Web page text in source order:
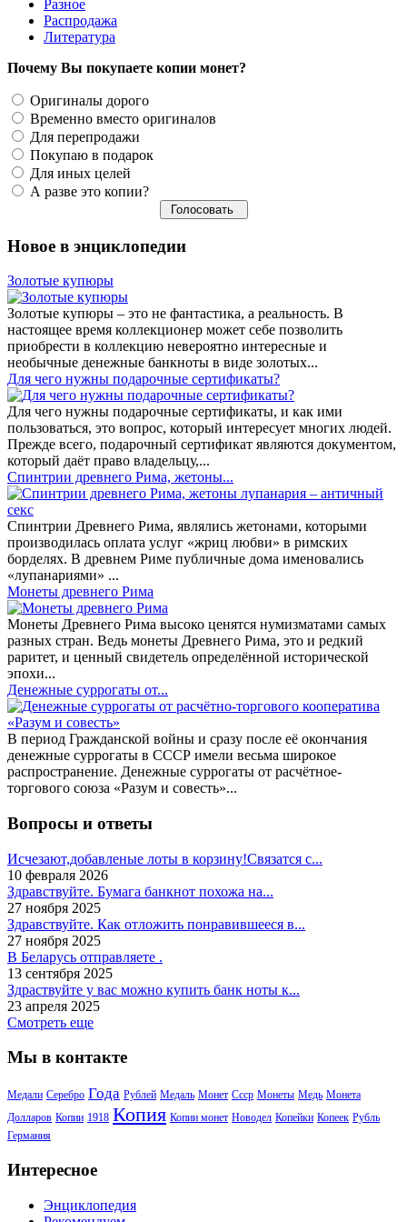
Разное
Распродажа
Литература
Почему Вы покупаете копии монет?
Оригиналы дорого
Временно вместо оригиналов
Для перепродажи
Покупаю в подарок
Для иных целей
А разве это копии?
Новое в энциклопедии
Золотые купюры
Золотые купюры – это не фантастика, а реальность. В
настоящее время коллекционер может себе позволить
приобрести в коллекцию невероятно интересные и
необычные денежные банкноты в виде золотых...
​Для чего нужны подарочные сертификаты?
Для чего нужны подарочные сертификаты, и как ими
пользоваться, это вопрос, который интересует многих людей.
Прежде всего, подарочный сертификат являются документом,
который даёт право владельцу,...
Спинтрии древнего Рима, жетоны...
Спинтрии Древнего Рима, являлись жетонами, которыми
производилась оплата услуг «жриц любви» в римских
борделях. В древнем Риме публичные дома именовались
«лупанариями» ...
Монеты древнего Рима
Монеты Древнего Рима высоко ценятся нумизматами самых
разных стран. Ведь монеты Древнего Рима, это и редкий
раритет, и ценный свидетель определённой исторической
эпохи...
Денежные суррогаты от...
В период Гражданской войны и сразу после её окончания
денежные суррогаты в СССР имели весьма широкое
распространение. Денежные суррогаты от расчётное-
торгового союза «Разум и совесть»...
Вопросы и ответы
Исчезают,добавленые лоты в корзину!Связатся с...
10 февраля 2026
Здравствуйте. Бумага банкнот похожа на...
27 ноября 2025
Здравствуйте. Как отложить понравившееся в...
27 ноября 2025
В Беларусь отправляете .
13 сентября 2025
Здраствуйте у вас можно купить банк ноты к...
23 апреля 2025
Смотреть еще
Мы в контакте
Медали Серебро Года Рублей Медаль Монет Ссср Монеты Медь Монета
Долларов Копии 1918 Копия Копии монет Новодел Копейки Копеек Рубль
Германия
Интересное
Энциклопедия